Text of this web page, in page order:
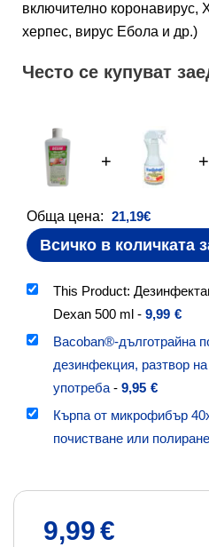
включително коронавирус,
херпес, вирус Ебола и др.)
Често се купуват
+ +
Обща цена: 21,19€
Всичко в количката
This Product:
Dexan 500 ml - 9,99 €
Bacoban®-дълготрайна
дезинфекция, разтвор
употреба - 9,95 €
Кърпа от микрофибър
почистване или
9,99€